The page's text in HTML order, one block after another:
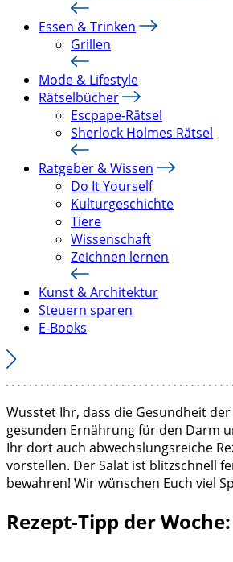
Essen & Trinken
Grillen
Mode & Lifestyle
Rätselbücher
Escpape-Rätsel
Sherlock Holmes Rätsel
Ratgeber & Wissen
Do It Yourself
Kulturgeschichte
Tiere
Wissenschaft
Zeichnen lernen
Kunst & Architektur
Steuern sparen
E-Books
Wusstet Ihr, dass die Gesundheit
gesunden Ernährung für den Darm
Ihr dort auch abwechslungsreiche
vorstellen. Der Salat ist blitzschnell
bewahren! Wir wünschen Euch viel
Rezept-Tipp der